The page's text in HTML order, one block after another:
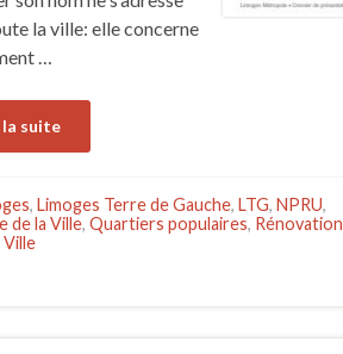
la ville: elle concerne
…
la suite
, Limoges Terre de Gauche, LTG, NPRU,
de la Ville, Quartiers populaires, Rénovation
Ville